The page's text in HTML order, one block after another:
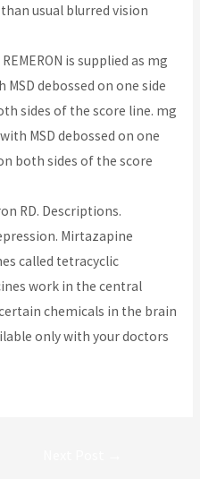
usual blurred vision
is supplied as mg
debossed on one side
sides of the score line. mg
MSD debossed on one
both sides of the score
RD. Descriptions.
Mirtazapine
called tetracyclic
work in the central
chemicals in the brain
only with your doctors